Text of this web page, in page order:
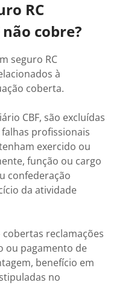
RC
cobre?
seguro RC
à
coberta.
CBF, são excluídas
profissionais
exercido ou
função ou cargo
confederação
da atividade
reclamações
ou pagamento de
benefício em
no